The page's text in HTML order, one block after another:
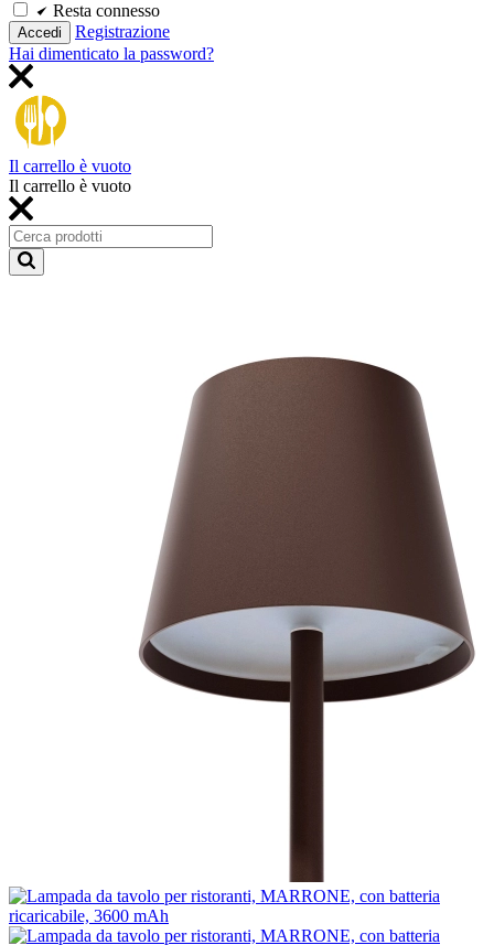
Resta connesso
Accedi
Registrazione
Hai dimenticato la password?
Il carrello è vuoto
Il carrello è vuoto